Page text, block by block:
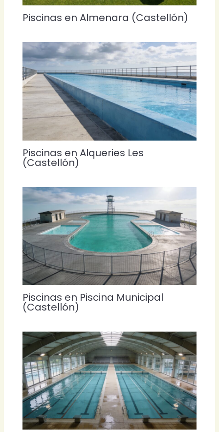
Piscinas en Almenara (Castellón)
Piscinas en Alqueries Les
(Castellón)
Piscinas en Piscina Municipal
(Castellón)